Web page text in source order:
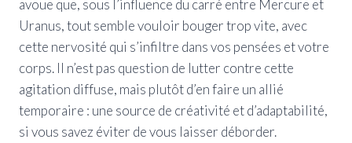
avoue que, sous l’influence du carré entre Mercure et
Uranus, tout semble vouloir bouger trop vite, avec
cette nervosité qui s’infiltre dans vos pensées et votre
corps. Il n’est pas question de lutter contre cette
agitation diffuse, mais plutôt d’en faire un allié
temporaire : une source de créativité et d’adaptabilité,
si vous savez éviter de vous laisser déborder.